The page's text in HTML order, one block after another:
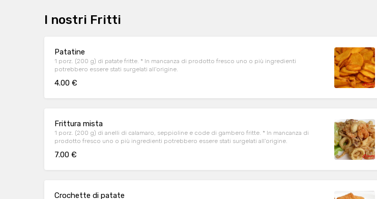
I nostri Fritti
Patatine
1 porz. (200 g) di patate fritte. * In mancanza di prodotto fresco uno o più ingredienti
potrebbero essere stati surgelati all'origine.
4.00 €
Frittura mista
1 porz. (200 g) di anelli di calamaro, seppioline e code di gambero fritte. * In mancanza di
prodotto fresco uno o più ingredienti potrebbero essere stati surgelati all'origine.
7.00 €
Crochette di patate